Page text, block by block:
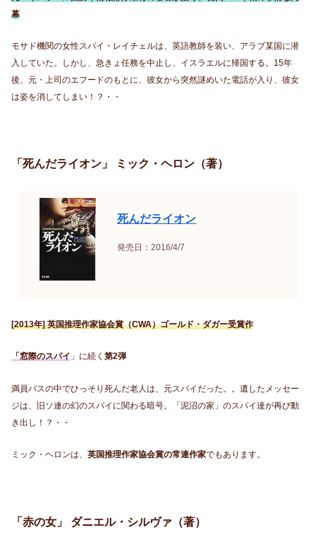
幕
モサド機関の女性スパイ・レイチェルは、英語教師を装い、アラブ某国に潜
入していた。しかし、急きょ任務を中止し、イスラエルに帰国する。15年
後、元・上司のエフードのもとに、彼女から突然謎めいた電話が入り、彼女
は姿を消してしまい！？・・
「死んだライオン」 ミック・ヘロン（著）
死んだライオン
発売日：2016/4/7
[2013年] 英国推理作家協会賞（CWA）ゴールド・ダガー受賞作
「窓際のスパイ 」に続く 第2弾
満員バスの中でひっそり死んだ老人は、元スパイだった。。遺したメッセー
ジは、旧ソ連の幻のスパイに関わる暗号。「泥沼の家」のスパイ達が再び動
き出し！？・・
ミック・ヘロンは、 英国推理作家協会賞の常連作家でもあります。
「赤の女」 ダニエル・シルヴァ（著）